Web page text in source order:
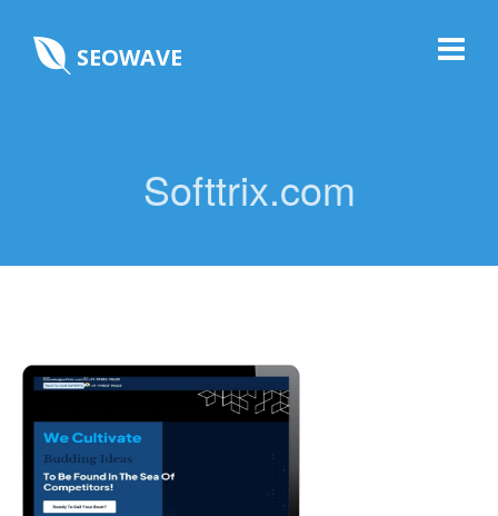
SEOWAVE
Softtrix.com